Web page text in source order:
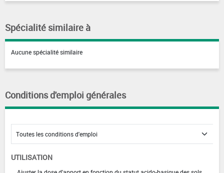
Spécialité similaire à
Aucune spécialité similaire
Conditions d'emploi générales
UTILISATION